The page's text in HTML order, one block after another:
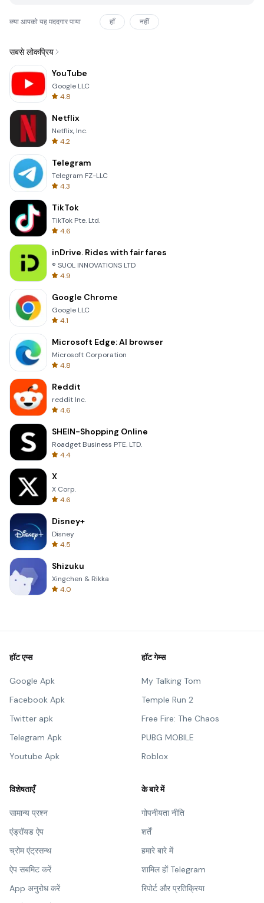
क्या आपको यह मददगार पाया हाँ नहीं
सबसे लोकप्रिय
YouTube
Google LLC
4.8
Netflix
Netflix, Inc.
4.2
Telegram
Telegram FZ-LLC
4.3
TikTok
TikTok Pte. Ltd.
4.6
inDrive. Rides with fair fares
® SUOL INNOVATIONS LTD
4.9
Google Chrome
Google LLC
4.1
Microsoft Edge: AI browser
Microsoft Corporation
4.8
Reddit
reddit Inc.
4.6
SHEIN-Shopping Online
Roadget Business PTE. LTD.
4.4
X
X Corp.
4.6
Disney+
Disney
4.5
Shizuku
Xingchen & Rikka
4.0
हॉट एप्स
Google Apk
Facebook Apk
Twitter apk
Telegram Apk
Youtube Apk
हॉट गेम्स
My Talking Tom
Temple Run 2
Free Fire: The Chaos
PUBG MOBILE
Roblox
विशेषताएँ
सामान्य प्रश्न
एंड्रॉयड ऐप
च्रोम एंट्रसन्थ
ऐप सबमिट करें
App अनुरोध करें
के बारे में
गोपनीयता नीति
शर्तें
हमारे बारे में
शामिल हों Telegram
रिपोर्ट और प्रतिक्रिया